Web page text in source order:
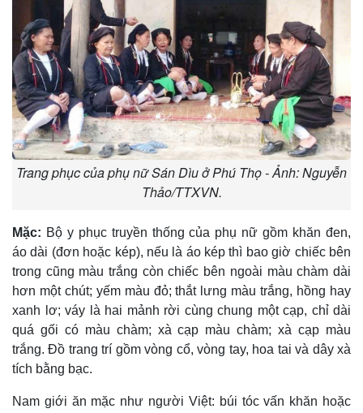
Trang phục của phụ nữ Sán Dìu ở Phú Thọ - Ảnh: Nguyễn
Thảo/TTXVN.
Mặc: Bộ y phục truyền thống của phụ nữ gồm khăn đen,
áo dài (đơn hoặc kép), nếu là áo kép thì bao giờ chiếc bên
trong cũng màu trắng còn chiếc bên ngoài màu chàm dài
hơn một chút; yếm màu đỏ; thắt lưng màu trắng, hồng hay
xanh lơ; váy là hai mảnh rời cùng chung một cạp, chỉ dài
quá gối có màu chàm; xà cạp màu chàm; xà cạp màu
trắng. Ðồ trang trí gồm vòng cổ, vòng tay, hoa tai và dây xà
tích bằng bạc.
Nam giới ăn mặc như người Việt: búi tóc vấn khăn hoặc